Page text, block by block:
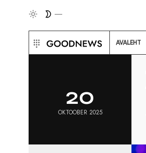
AVALEHT
20
OKTOOBER 2025